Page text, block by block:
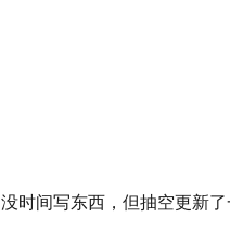
没时间写东西 ， 但抽空更新